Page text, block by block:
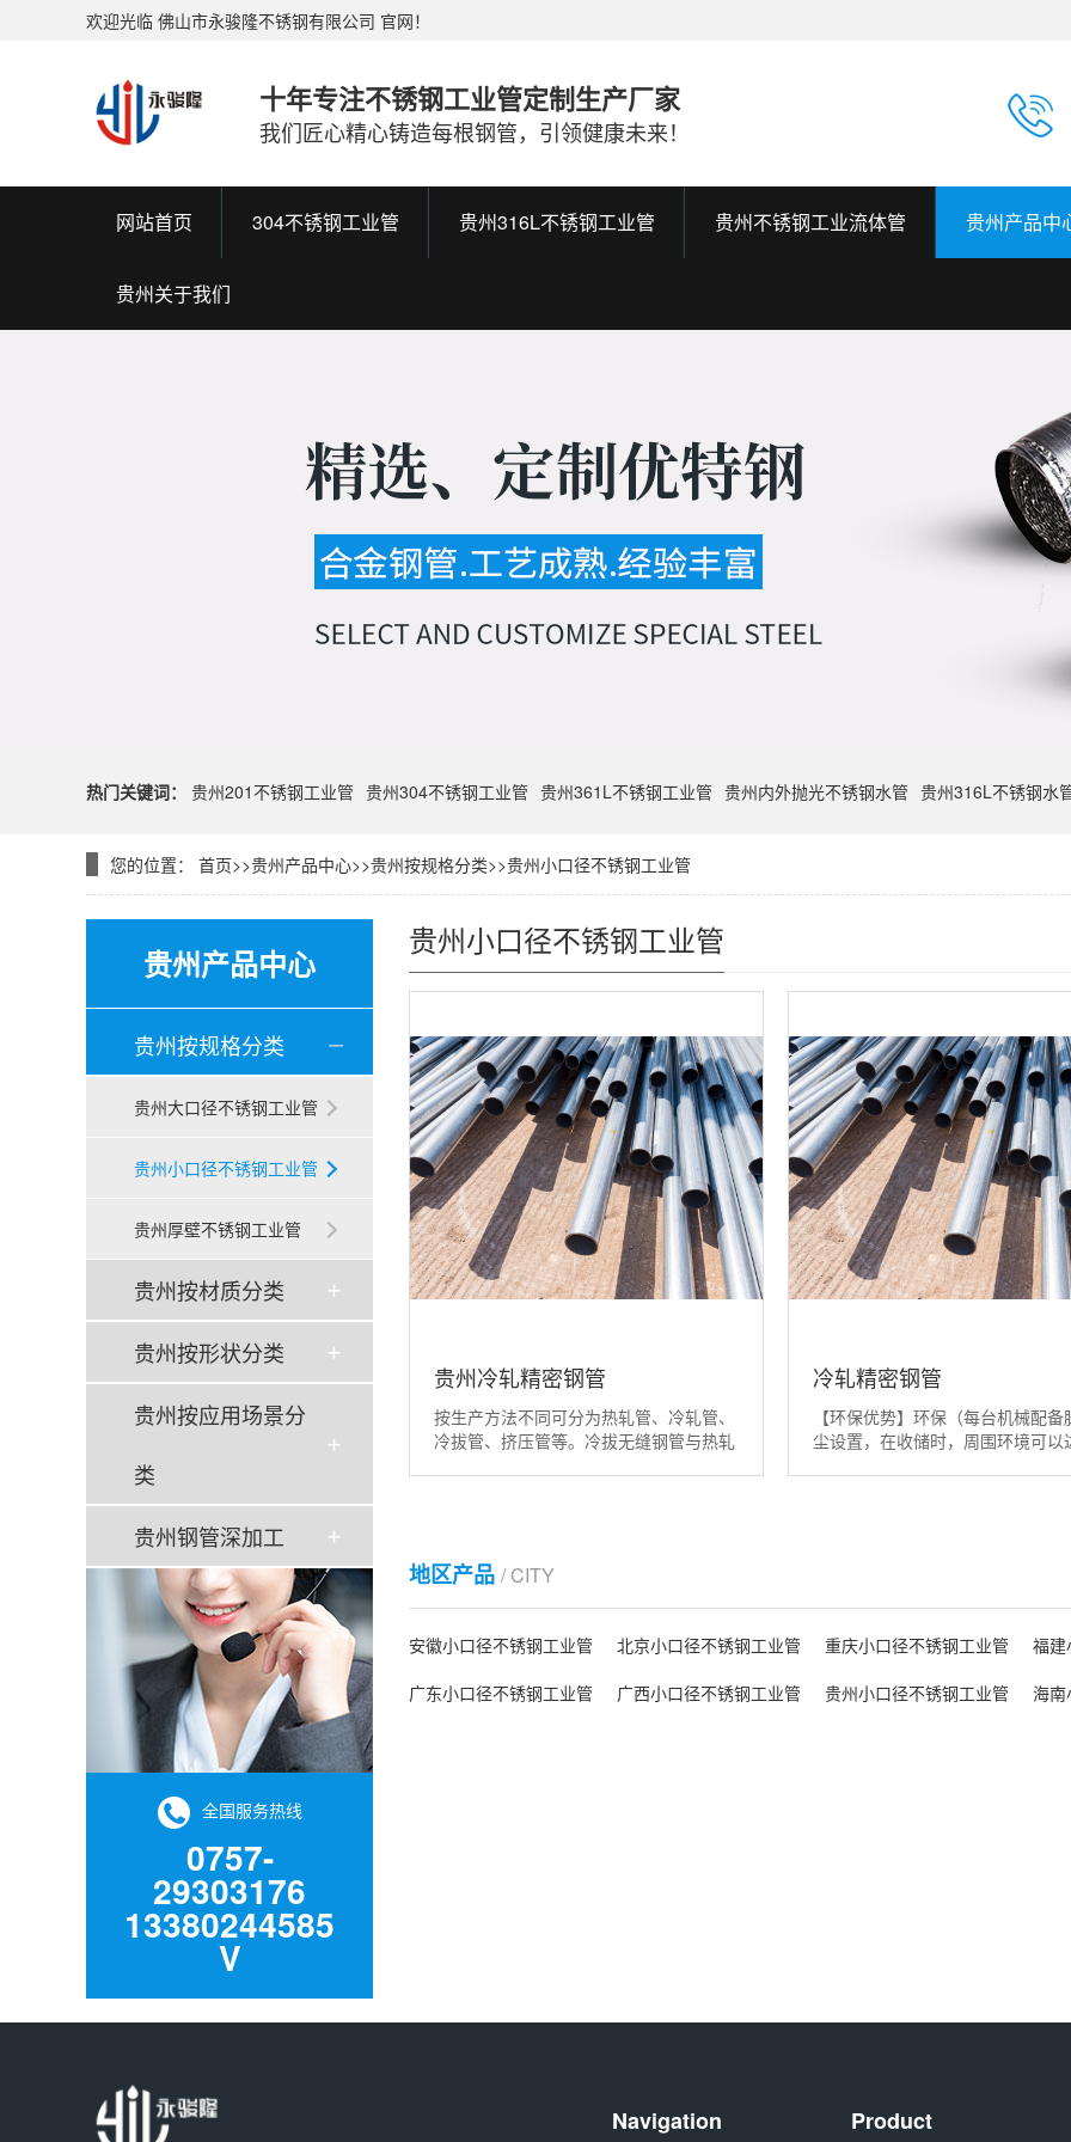
欢迎光临 佛山市永骏隆不锈钢有限公司 官网！
十年专注不锈钢工业管定制生产厂家
我们匠心精心铸造每根钢管，引领健康未来！
网站首页 304不锈钢工业管 贵州316L不锈钢工业管 贵州不锈钢工业流体管 贵州产品中
贵州关于我们
热门关键词： 贵州201不锈钢工业管 贵州304不锈钢工业管 贵州361L不锈钢工业管 贵州内外抛光不锈钢水管 贵州316L不锈钢水
您的位置： 首页>>贵州产品中心>>贵州按规格分类>>贵州小口径不锈钢工业管
贵州产品中心
贵州按规格分类
贵州大口径不锈钢工业管
贵州小口径不锈钢工业管
贵州厚壁不锈钢工业管
贵州按材质分类
贵州按形状分类
贵州按应用场景分
类
贵州钢管深加工
全国服务热线
0757-
29303176
13380244585
V
贵州小口径不锈钢工业管
贵州冷轧精密钢管
按生产方法不同可分为热轧管、冷轧管、
冷拔管、挤压管等。冷拔无缝钢管与热轧
缝钢管是机械加工制造业，零部件制造业
的 。
冷轧精密钢管
【环保优势】环保（每台机械配备
尘设置，在收储时，周围环境可以
地区产品 / CITY
安徽小口径不锈钢工业管 北京小口径不锈钢工业管 重庆小口径不锈钢工业管
福建
广东小口径不锈钢工业管
广西小口径不锈钢工业管 贵州小口径不锈钢工业管 海南
Navigation Product